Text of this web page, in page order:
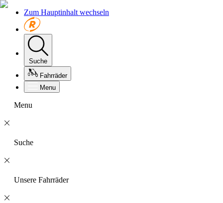
Zum Hauptinhalt wechseln
Suche
Fahrräder
Menu
Menu
Suche
Unsere Fahrräder